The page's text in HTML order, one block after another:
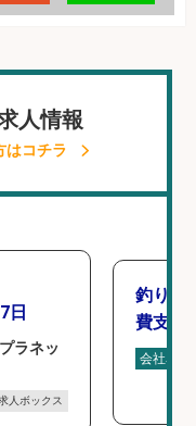
人情報
はコチラ
日
ラネッ
人ボックス
釣り具
費支給
会社名